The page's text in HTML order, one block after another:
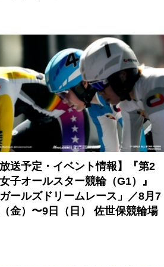
放送予定・イベント情報】『第2
子オールスター競輪（G1）』
ガールズドリームレース」／8月7
金）〜9日（日） 佐世保競輪場